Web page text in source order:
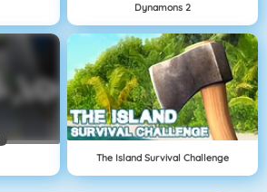
Dynamons 2
The Island Survival Challenge